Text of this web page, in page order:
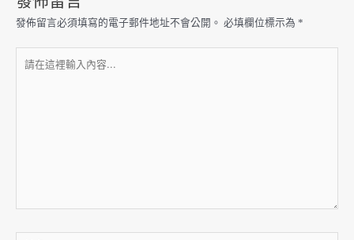
發佈留言必須填寫的電子郵件地址不會公開。 必填欄位標示為 *